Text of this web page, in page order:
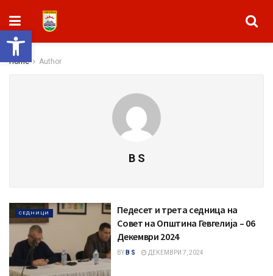
Open toolbar
Home Author
B S
СЕДНИЦИ
Педесет и трета седница на
Совет на Општина Гевгелија – 06
Декември 2024
BY B S ДЕКЕМВРИ 7, 2024